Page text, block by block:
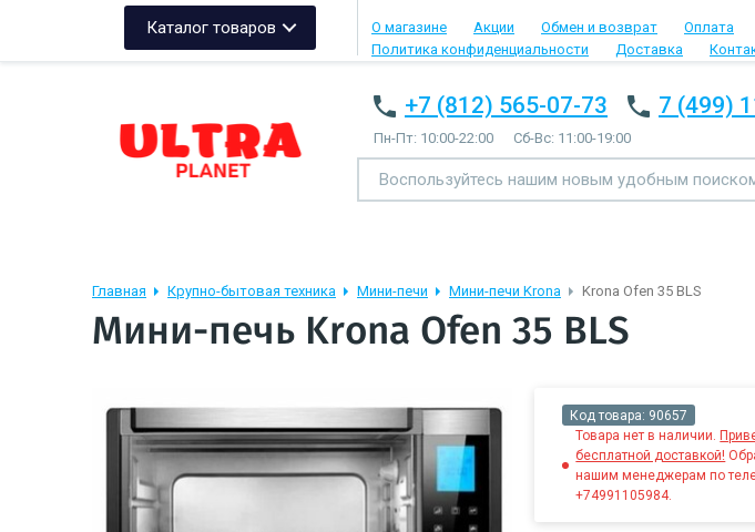
Каталог товаров О магазине Акции Обмен и возврат Оплата
Политика конфиденциальности
Доставка
+7 (812) 565-07-73 7 (499)
Пн-Пт: 10:00-22:00 Сб-Вс: 11:00-19:00
Главная Крупно-бытовая техника Мини-печи Мини-печи Krona Krona Ofen 35 BLS
Мини-печь Krona Ofen 35 BLS
Код товара: 90657
Товара нет в наличии.
бесплатной доставкой!
нашим менеджерам по
+74991105984.